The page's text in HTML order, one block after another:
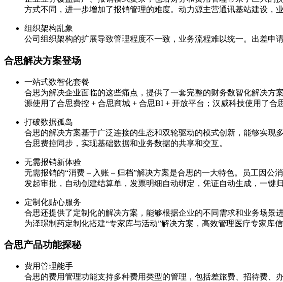
方式不同，进一步增加了报销管理的难度。动力源主营通讯基站建设，
组织架构乱象
公司组织架构的扩展导致管理程度不一致，业务流程难以统一。出差申
合思解决方案登场
一站式数智化套餐
合思为解决企业面临的这些痛点，提供了一套完整的财务数智化解决方
源使用了合思费控 + 合思商城 + 合思BI + 开放平台；汉威科技使用了合
打破数据孤岛
合思的解决方案基于广泛连接的生态和双轮驱动的模式创新，能够实现
合思费控同步，实现基础数据和业务数据的共享和交互。
无需报销新体验
无需报销的“消费 – 入账 – 归档”解决方案是合思的一大特色。员工因
发起审批，自动创建结算单，发票明细自动绑定，凭证自动生成，一键
定制化贴心服务
合思还提供了定制化的解决方案，能够根据企业的不同需求和业务场景
为泽璟制药定制化搭建“专家库与活动”解决方案，高效管理医疗专家库
合思产品功能探秘
费用管理能手
合思的费用管理功能支持多种费用类型的管理，包括差旅费、招待费、